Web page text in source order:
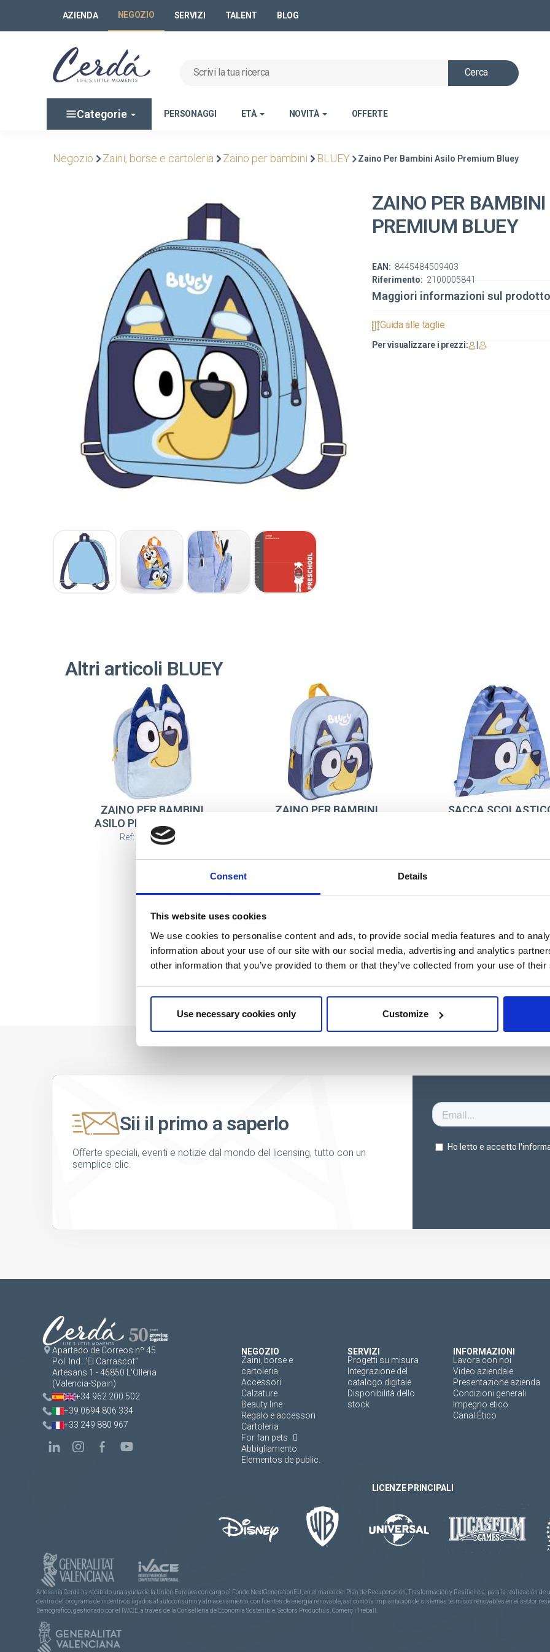
Consent Details
This website uses cookies
We use cookies to personalise content and ads, to provide social media features and to
information about your use of our site with our social media, advertising and analytics
other information that you’ve provided to them or that they’ve collected from your use of
Use necessary cookies only Customize
AZIENDA NEGOZIO SERVIZI TALENT BLOG
Cerca
Categorie PERSONAGGI ETÀ NOVITÀ OFFERTE
Negozio Zaini, borse e cartoleria Zaino per bambini BLUEY Zaino Per Bambini Asilo Premium Bluey
ZAINO PER
PREMIUM BLUEY
Riferimento: 2100005841
EAN: 8445484509403
Maggiori informazioni sul prodotto
Guida alle taglie
Per visualizzare i prezzi:
Altri articoli BLUEY
ZAINO PER BAMBINI
ASILO PELUCHE BLUEY
Ref: 2100004866
ZAINO PER BAMBINI
SACCA
Sii il primo a saperlo
Offerte speciali, eventi e notizie dal mondo del licensing, tutto con un
semplice clic.
Apartado de Correos nº 45
Pol. Ind. "El Carrascot"
Artesans 1 - 46850 L'Olleria
(Valencia-Spain)
+34 962 200 502
+39 0694 806 334
+33 249 880 967
NEGOZIO
Zaini, borse e
cartoleria
Accessori
Calzature
Beauty line
Regalo e accessori
Cartoleria
For fan pets
Abbigliamento
Elementos de public.
SERVIZI
Progetti su misura
Integrazione del
catalogo digitale
Disponibilità dello
stock
INFORMAZIONI
Lavora con noi
Video aziendale
Presentazione azienda
Condizioni generali
Impegno etico
Canal Ético
LICENZE PRINCIPALI
Artesanía Cerdá ha recibido una ayuda de la Unión Europea con cargo al Fondo NextGenerationEU, en el marco del Plan de Recuperación, Trasformación y Resiliencia, para la realización
dentro del programa de incentivos ligados al autoconsumo y almacenamiento, con fuentes de energía renovable, así como la implantación de sistemas térmicos renovables en el sector
Demográfico, gestionado por el IVACE, a través de la Consellería de Economía Sostenible, Sectors Productius, Comerç i Treball.